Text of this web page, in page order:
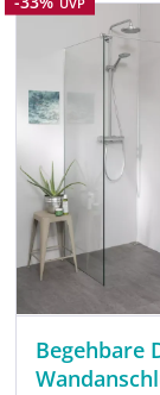
Begehbare